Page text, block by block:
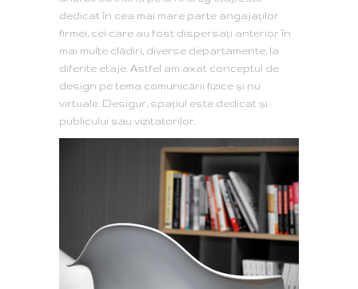
dedicat în cea mai mare parte angajaților
firmei, cei care au fost dispersați anterior în
mai multe clădiri, diverse departamente, la
diferite etaje. Astfel am axat conceptul de
design pe tema comunicării fizice și nu
virtuale. Desigur, spațiul este dedicat și
publicului sau vizitatorilor.